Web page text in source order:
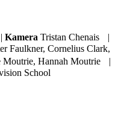
Kamera Tristan Chenais |
Faulkner, Cornelius Clark,
Moutrie, Hannah Moutrie |
School